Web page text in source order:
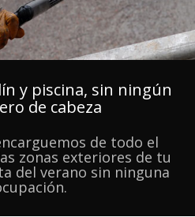
de
y piscina, sin ningún
de cabeza
de todo el
zonas exteriores de tu
del verano sin ninguna